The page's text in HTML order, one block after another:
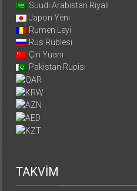
Suudi Arabistan Riyali
Japon Yeni
Rumen Leyi
Rus Rublesi
Çin Yuanı
Pakistan Rupisi
TAKVİM